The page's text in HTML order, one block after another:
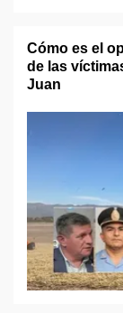
Cómo es el
de las
Juan